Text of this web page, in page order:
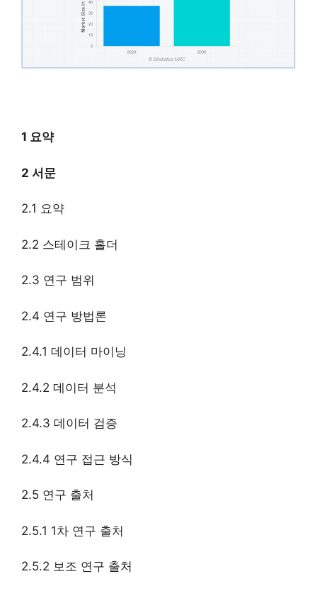
1 요약
2 서문
2.1 요약
2.2 스테이크 홀더
2.3 연구 범위
2.4 연구 방법론
2.4.1 데이터 마이닝
2.4.2 데이터 분석
2.4.3 데이터 검증
2.4.4 연구 접근 방식
2.5 연구 출처
2.5.1 1차 연구 출처
2.5.2 보조 연구 출처